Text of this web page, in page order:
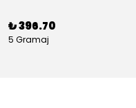
₺ 396.70
5 Gramaj